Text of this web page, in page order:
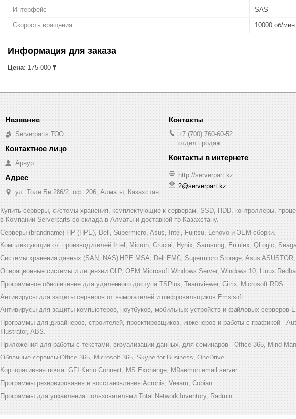
Интерфейс SAS
Скорость вращения 10000 об/мин
Информация для заказа
Цена: 175 000 ₸
Serverparts ТОО
Арнур
ул. Толе Би 286/2, оф. 206, Алматы, Казахстан
+7 (700) 760-60-52
отдел продаж
http://serverpart.kz
2@serverpart.kz
Купить серверы, системы хранения, комплектующие к серверам, SSD, HDD, контроллеры,
в Компании Serverparts со склада в Алматы и доставкой по Казахстану.
Серверы (brandname) HP (HPE), Dell, Supermicro, Asus, Intel, Fujitsu, Lenovo и ОЕМ сборки.
Комплектующие от производителей Intel, Micron, Crucial, Hynix, Samsung, Emulex, QLogic,
Системы хранения данных (SAN, NAS) HPE MSA, Dell EMC, Supermicro Storage, Asus
Операционные системы и лицензии OLP, OEM Microsoft Windows Server, Windows 10, Linux
Программное обеспечение для удаленного доступа TSPlus, Teamviewer, Citrix, Microsoft RDS.
Антивирусы для защиты серверов от вымогателей и шифровальщиков Emsisoft.
Антивирусы для защиты компьютеров, ноутбуков, мобильных устройств и файловых серверов
Программы для дизайнеров, строителей, проектировщиков, инженеров и работы с графикой -
Illustrator, ABS.
Приложения для работы с текстами, визуализации данных, для семинаров - Office 365, Mind
Облачные сервисы Office 365, Microsoft 365, Skype for Business, OneDrive.
Корпоративная почта GFI Kerio Connect, MS Exchange, MDaemon email server.
Программы резервирования и восстановления Acronis, Veeam, Cobian.
Программы для управления пользователями Total Network Inventory, Radmin.